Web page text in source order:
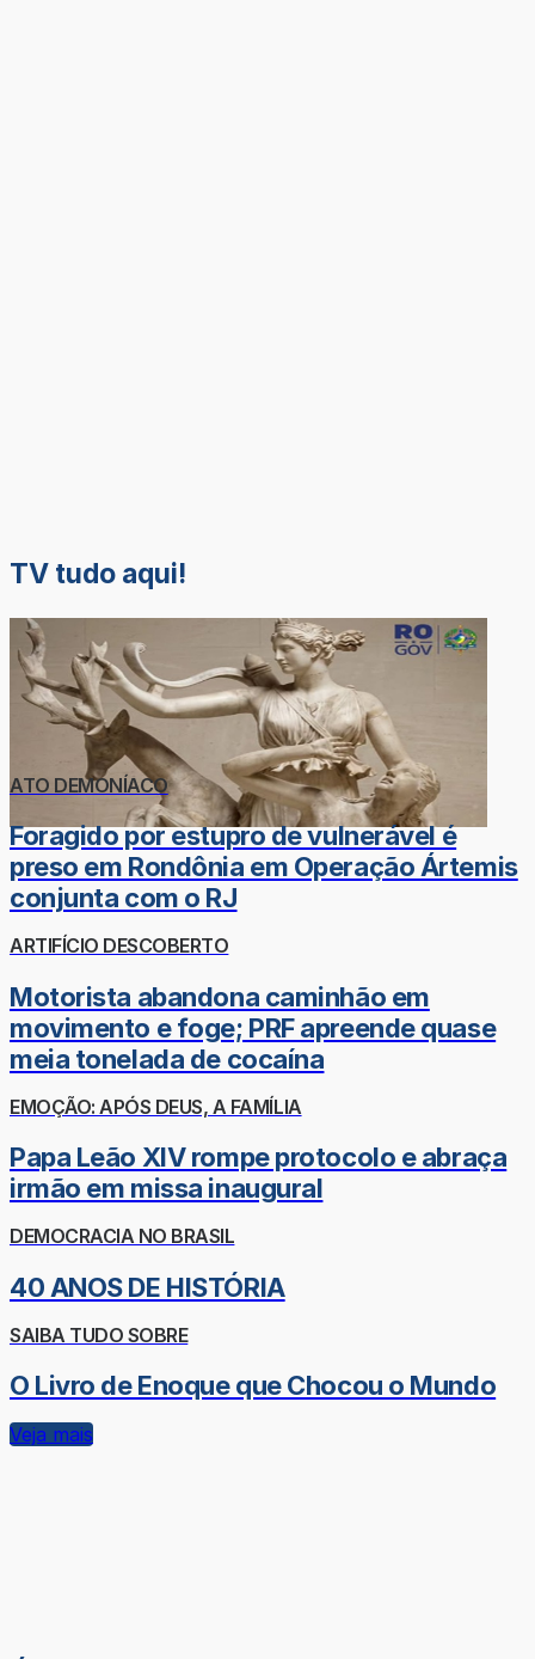
TV tudo aqui!
ATO DEMONÍACO
Foragido por estupro de vulnerável é
preso em Rondônia em Operação Ártemis
conjunta com o RJ
ARTIFÍCIO DESCOBERTO
Motorista abandona caminhão em
movimento e foge; PRF apreende quase
meia tonelada de cocaína
EMOÇÃO: APÓS DEUS, A FAMÍLIA
Papa Leão XIV rompe protocolo e abraça
irmão em missa inaugural
DEMOCRACIA NO BRASIL
40 ANOS DE HISTÓRIA
SAIBA TUDO SOBRE
O Livro de Enoque que Chocou o Mundo
Veja mais